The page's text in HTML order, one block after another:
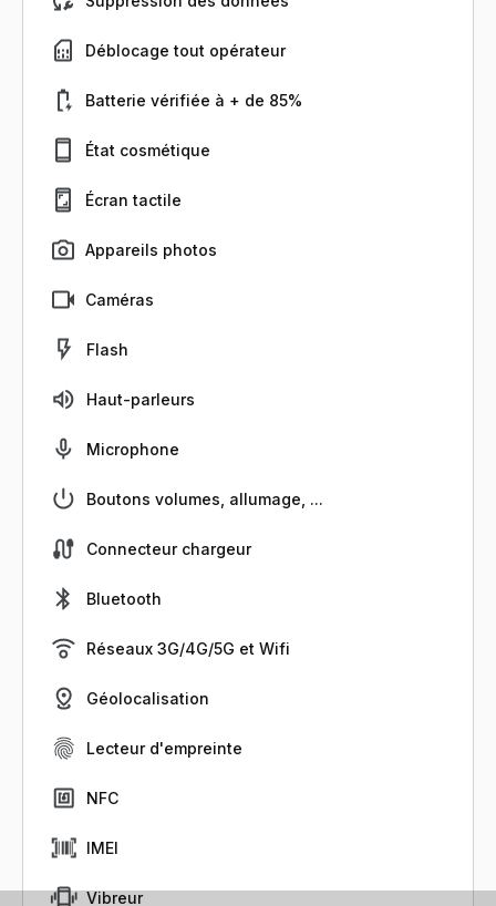
Déblocage tout opérateur
Batterie vérifiée à + de 85%
État cosmétique
Écran tactile
Appareils photos
Caméras
Flash
Haut-parleurs
Microphone
Boutons volumes, allumage, ...
Connecteur chargeur
Bluetooth
Réseaux 3G/4G/5G et Wifi
Géolocalisation
Lecteur d'empreinte
NFC
IMEI
Vibreur